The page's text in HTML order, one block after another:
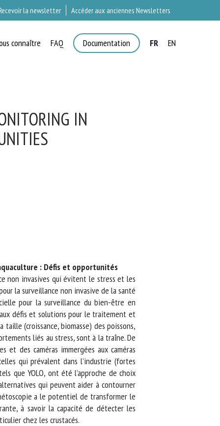
la newsletter Accéder aux anciennes Newsletters
connaître FAQ Documentation FR EN
IN
: Défis et opportunités
non invasives qui évitent le stress et les
la surveillance non invasive de la santé
pour la surveillance du bien-être en
défis et solutions pour le traitement et
(croissance, biomasse) des poissons,
liés au stress, sont à la traîne. De
des caméras immergées aux caméras
qui prévalent dans l’industrie (fortes
que YOLO, ont été l’approche de choix
qui peuvent aider à contourner
a le potentiel de transformer le
à savoir la capacité de détecter les
chez les crustacés.